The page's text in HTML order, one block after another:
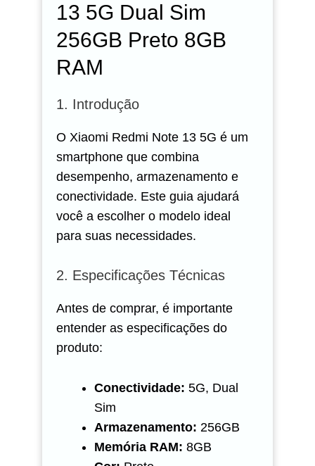
13 5G Dual Sim
256GB Preto 8GB
RAM
1. Introdução
O Xiaomi Redmi Note 13 5G é um
smartphone que combina
desempenho, armazenamento e
conectividade. Este guia ajudará
você a escolher o modelo ideal
para suas necessidades.
2. Especificações Técnicas
Antes de comprar, é importante
entender as especificações do
produto:
Conectividade: 5G, Dual
Sim
Armazenamento: 256GB
Memória RAM: 8GB